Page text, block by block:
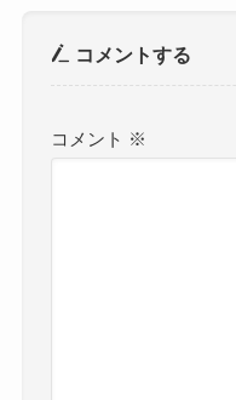
コメントする
コメント ※